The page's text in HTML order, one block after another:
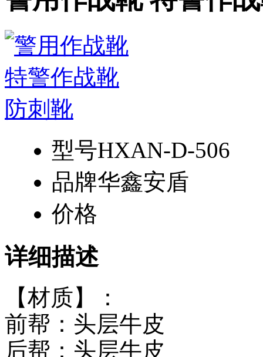
型号HXAN-D-506
品牌华鑫安盾
价格
详细描述
【材质】：
前帮：头层牛皮
后帮：头层牛皮